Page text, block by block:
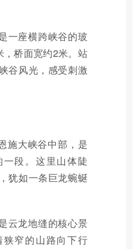
一座横跨峡谷的玻
桥面宽约2米。站
谷风光，感受刺激
施大峡谷中部，是
段。这里山体陡
犹如一条巨龙蜿蜒
云龙地缝的核心景
窄的山路向下行